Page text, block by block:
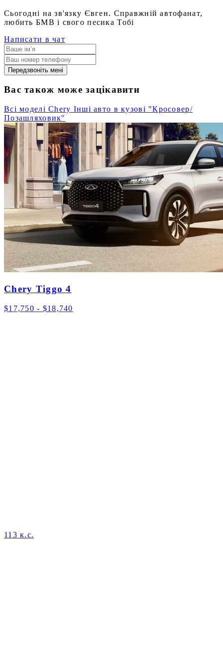
Сьогодні на зв'язку Євген. Справжній автофанат,
любить БМВ і свого песика Тобі
Написати в чат
Передзвоніть мені
Вас також може зацікавити
Всі моделі Chery Інші авто в кузові "Кросовер/
Позашляховик"
Chery Tiggo 4
$17,750 - $18,740
113 к.с.